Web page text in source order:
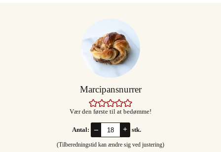
Marcipansnurrer
Vær den første til at bedømme!
Antal: – + stk.
(Tilberedningstid kan ændre sig ved justering)